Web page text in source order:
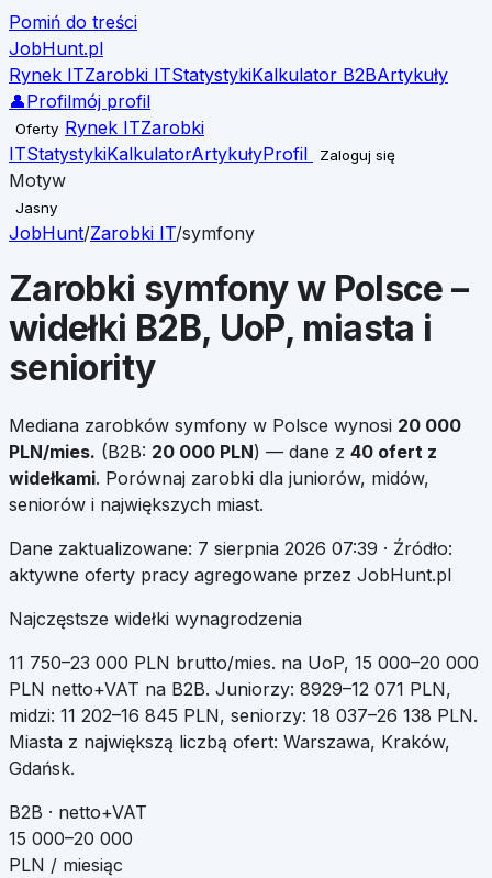
Pomiń do treści
JobHunt.pl
Rynek ITZarobki ITStatystykiKalkulator B2BArtykuły
👤Profilmój profil
Oferty Rynek ITZarobki
ITStatystykiKalkulatorArtykułyProfil Zaloguj się
Motyw
Jasny
JobHunt/Zarobki IT/symfony
Zarobki symfonyw Polsce –
widełki B2B, UoP, miasta i
seniority
Mediana zarobków symfony w Polsce wynosi 20 000
PLN/mies. (B2B: 20 000 PLN) — dane z 40 ofert z
widełkami. Porównaj zarobki dla juniorów, midów,
seniorów i największych miast.
Dane zaktualizowane: 7 sierpnia 2026 07:39 · Źródło:
aktywne oferty pracy agregowane przez JobHunt.pl
Najczęstsze widełki wynagrodzenia
11 750–23 000 PLN brutto/mies. na UoP, 15 000–20 000
PLN netto+VAT na B2B. Juniorzy: 8929–12 071 PLN,
midzi: 11 202–16 845 PLN, seniorzy: 18 037–26 138 PLN.
Miasta z największą liczbą ofert: Warszawa, Kraków,
Gdańsk.
B2B · netto+VAT
15 000–20 000
PLN / miesiąc